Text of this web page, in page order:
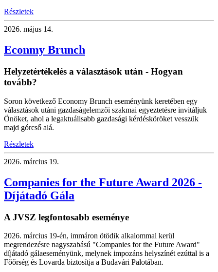
Részletek
2026. május 14.
Econmy Brunch
Helyzetértékelés a választások után - Hogyan
tovább?
Soron következő Economy Brunch eseményünk keretében egy
választások utáni gazdaságelemzői szakmai egyeztetésre invitáljuk
Önöket, ahol a legaktuálisabb gazdasági kérdésköröket vesszük
majd górcső alá.
Részletek
2026. március 19.
Companies for the Future Award 2026 -
Díjátadó Gála
A JVSZ legfontosabb eseménye
2026. március 19-én, immáron ötödik alkalommal kerül
megrendezésre nagyszabású "Companies for the Future Award"
díjátadó gálaeseményünk, melynek impozáns helyszínét ezúttal is a
Főőrség és Lovarda biztosítja a Budavári Palotában.